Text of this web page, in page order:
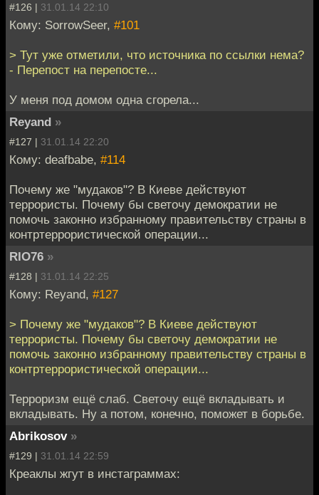
#126 | 31.01.14 22:10
Кому: SorrowSeer, #101
> Тут уже отметили, что источника по ссылки нема?
- Перепост на перепосте...
У меня под домом одна сгорела...
Reyand »
#127 | 31.01.14 22:20
Кому: deafbabe, #114
Почему же "мудаков"? В Киеве действуют
террористы. Почему бы светочу демократии не
помочь законно избранному правительству страны в
контртеррористической операции...
RIO76 »
#128 | 31.01.14 22:25
Кому: Reyand, #127
> Почему же "мудаков"? В Киеве действуют
террористы. Почему бы светочу демократии не
помочь законно избранному правительству страны в
контртеррористической операции...
Терроризм ещё слаб. Светочу ещё вкладывать и
вкладывать. Ну а потом, конечно, поможет в борьбе.
Abrikosov »
#129 | 31.01.14 22:59
Креаклы жгут в инстаграммах: